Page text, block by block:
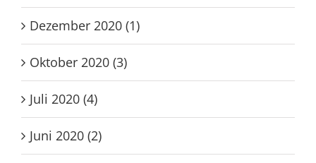
Dezember 2020 (1)
Oktober 2020 (3)
Juli 2020 (4)
Juni 2020 (2)